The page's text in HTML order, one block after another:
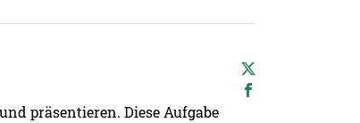
präsentieren. Diese Aufgabe